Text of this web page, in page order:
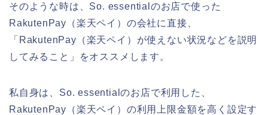
そのような時は、So. essentialのお店で使った
RakutenPay（楽天ペイ）の会社に直接、
「RakutenPay（楽天ペイ）が使えない状況などを説明
してみること」をオススメします。
私自身は、So. essentialのお店で利用した、
RakutenPay（楽天ペイ）の利用上限金額を高く設定す